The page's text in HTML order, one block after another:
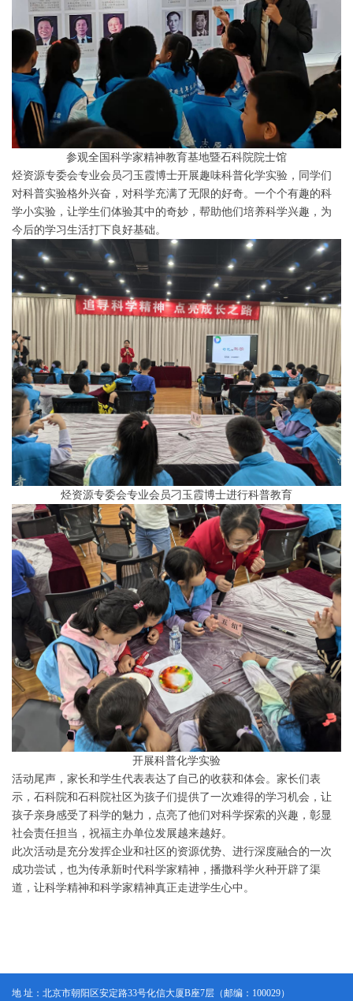
参观全国科学家精神教育基地暨石科院院士馆
烃资源专委会专业会员刁玉霞博士开展趣味科普化学实验，同学们
对科普实验格外兴奋，对科学充满了无限的好奇。一个个有趣的科
学小实验，让学生们体验其中的奇妙，帮助他们培养科学兴趣，为
今后的学习生活打下良好基础。
烃资源专委会专业会员刁玉霞博士进行科普教育
开展科普化学实验
活动尾声，家长和学生代表表达了自己的收获和体会。家长们表
示，石科院和石科院社区为孩子们提供了一次难得的学习机会，让
孩子亲身感受了科学的魅力，点亮了他们对科学探索的兴趣，彰显
社会责任担当，祝福主办单位发展越来越好。
此次活动是充分发挥企业和社区的资源优势、进行深度融合的一次
成功尝试，也为传承新时代科学家精神，播撒科学火种开辟了渠
道，让科学精神和科学家精神真正走进学生心中。
地 址：北京市朝阳区安定路33号化信大厦B座7层（邮编：100029）